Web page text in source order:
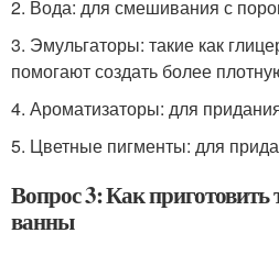
2. Вода: для смешивания с
3. Эмульгаторы: такие как
помогают создать более
4. Ароматизаторы: для
5. Цветные пигменты: для
Вопрос 3: Как приготовить
ванны